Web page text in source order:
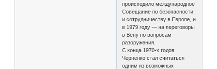
происходило международное
Совещание по безопасности
и сотрудничеству в Европе, и
в 1979 году — на переговоры
в Вену по вопросам
разоружения.
С конца 1970-х годов
Черненко стал считаться
одним из возможных